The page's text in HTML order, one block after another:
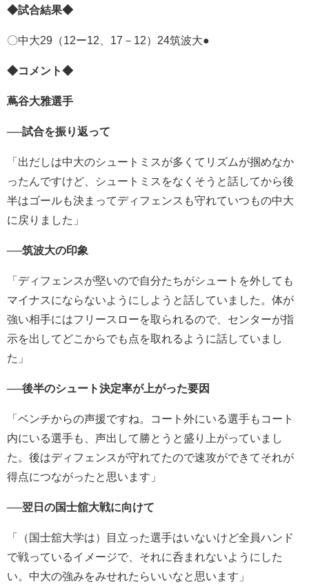
◆試合結果◆
〇中大29（12ー12、17－12）24筑波大●
◆コメント◆
蔦谷大雅選手
──試合を振り返って
「出だしは中大のシュートミスが多くてリズムが掴めなか
ったんですけど、
シュートミスをなくそうと話してから後
半はゴールも決まってディ フェンスも守れていつもの中大
に戻りました」
──筑波大の印象
「ディフェンスが堅いので自分たちがシュートを外しても
マイナスにならないようにしようと話していました。 体が
強い相手にはフリースローを取られるので、 センターが指
示を出してどこからでも点を取れるように話していま し
た」
──後半のシュート決定率が上がった要因
「ベンチからの声援ですね。コート外にいる選手もコート
内にいる選手も、声出して勝とうと盛り上がっていまし
た。 後はディフェンスが守れてたので速攻ができてそれが
得点につながったと思います」
──翌日の国士舘大戦に向けて
「（国士舘大学は）
目立った選手はいないけど全員ハンド
で戦っているイメージで、 それに呑まれないようにした
い。中大の強みをみせれたらいいなと思います」